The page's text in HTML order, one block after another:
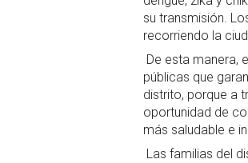
su transmisión.
recorriendo la
De esta manera,
públicas que
distrito, porque a
oportunidad de
más saludable e
Las familias del